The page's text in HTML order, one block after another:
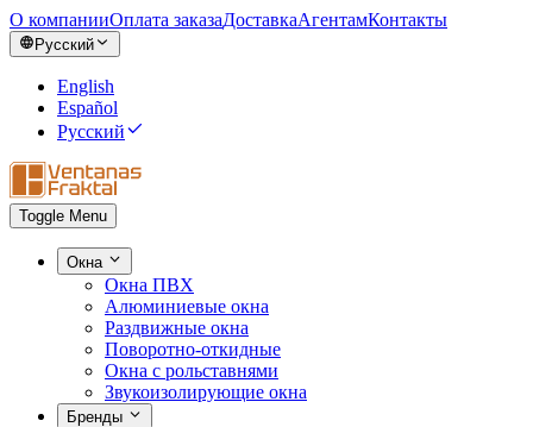
О компанииОплата заказаДоставкаАгентамКонтакты
Русский
English
Español
Русский
Toggle Menu
Окна
Окна ПВХ
Алюминиевые окна
Раздвижные окна
Поворотно-откидные
Окна с рольставнями
Звукоизолирующие окна
Бренды